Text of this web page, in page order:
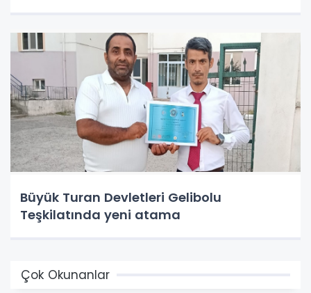
Büyük Turan Devletleri Gelibolu
Teşkilatında yeni atama
Çok Okunanlar